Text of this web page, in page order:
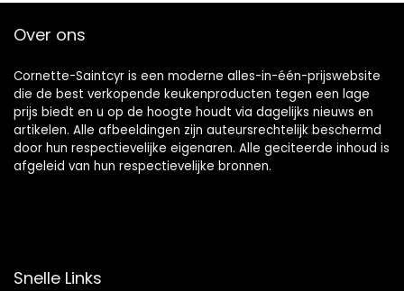
Over ons
Cornette-Saintcyr is een moderne alles-in-één-prijswebsite
die de best verkopende keukenproducten tegen een lage
prijs biedt en u op de hoogte houdt via dagelijks nieuws en
artikelen. Alle afbeeldingen zijn auteursrechtelijk beschermd
door hun respectievelijke eigenaren. Alle geciteerde inhoud is
afgeleid van hun respectievelijke bronnen.
Snelle Links